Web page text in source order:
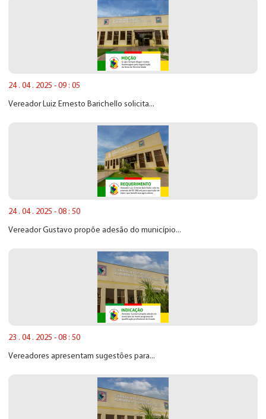
24 . 04 . 2025 - 09 : 05
Vereador Luiz Ernesto Barichello solicita...
24 . 04 . 2025 - 08 : 50
Vereador Gustavo propõe adesão do município...
23 . 04 . 2025 - 08 : 50
Vereadores apresentam sugestões para...